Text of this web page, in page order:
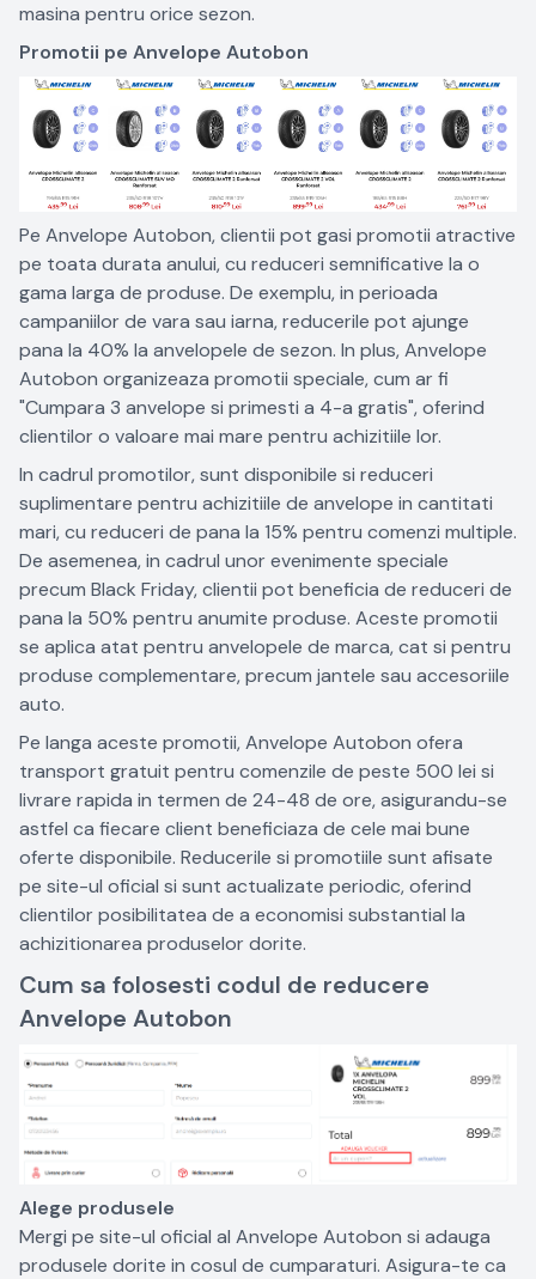
masina pentru orice sezon.
Promotii pe Anvelope Autobon
Pe Anvelope Autobon, clientii pot gasi promotii atractive
pe toata durata anului, cu reduceri semnificative la o
gama larga de produse. De exemplu, in perioada
campaniilor de vara sau iarna, reducerile pot ajunge
pana la 40% la anvelopele de sezon. In plus, Anvelope
Autobon organizeaza promotii speciale, cum ar fi
"Cumpara 3 anvelope si primesti a 4-a gratis", oferind
clientilor o valoare mai mare pentru achizitiile lor.
In cadrul promotilor, sunt disponibile si reduceri
suplimentare pentru achizitiile de anvelope in cantitati
mari, cu reduceri de pana la 15% pentru comenzi multiple.
De asemenea, in cadrul unor evenimente speciale
precum Black Friday, clientii pot beneficia de reduceri de
pana la 50% pentru anumite produse. Aceste promotii
se aplica atat pentru anvelopele de marca, cat si pentru
produse complementare, precum jantele sau accesoriile
auto.
Pe langa aceste promotii, Anvelope Autobon ofera
transport gratuit pentru comenzile de peste 500 lei si
livrare rapida in termen de 24-48 de ore, asigurandu-se
astfel ca fiecare client beneficiaza de cele mai bune
oferte disponibile. Reducerile si promotiile sunt afisate
pe site-ul oficial si sunt actualizate periodic, oferind
clientilor posibilitatea de a economisi substantial la
achizitionarea produselor dorite.
Cum sa folosesti codul de reducere
Anvelope Autobon
Alege produsele
Mergi pe site-ul oficial al Anvelope Autobon si adauga
produsele dorite in cosul de cumparaturi. Asigura-te ca